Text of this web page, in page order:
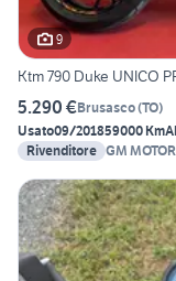
9
Ktm 790 Duke UNICO
5.290 €Brusasco(TO)
Usato09/201859000 Km
Rivenditore GM